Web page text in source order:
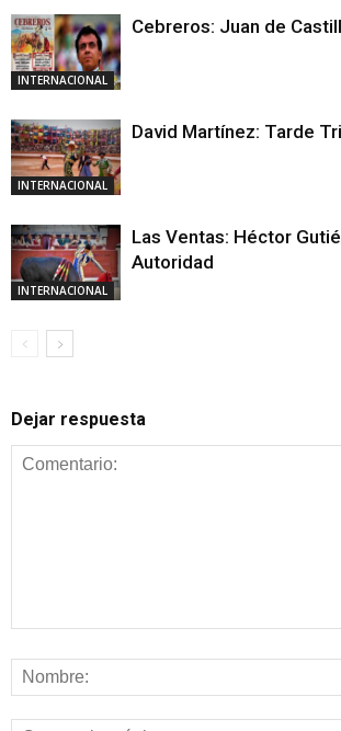
INTERNACIONAL
Cebreros: Juan de
INTERNACIONAL
David Martínez: Tarde
INTERNACIONAL
Las Ventas: Héctor
Autoridad
Dejar respuesta